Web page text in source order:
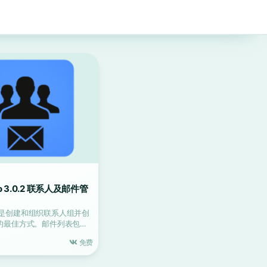
3.0.2 联系人及邮件管
创建和组织联系人组并创
最佳方式。邮件列表包含
免费